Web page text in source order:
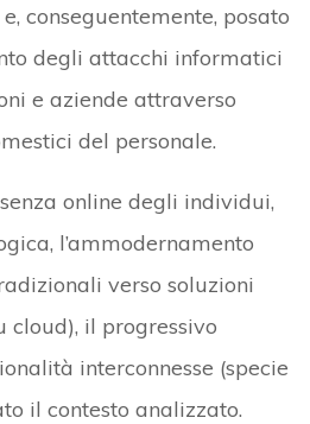
conseguentemente, posato
degli attacchi informatici
e aziende attraverso
del personale.
online degli individui,
l’ammodernamento
verso soluzioni
cloud), il progressivo
interconnesse (specie
il contesto analizzato.